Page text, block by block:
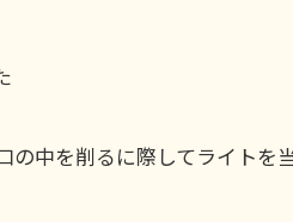
の中を削るに際してライトを